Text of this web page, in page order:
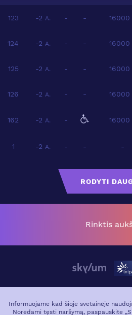
123 -2 A. - - 16000
124 -2 A. - - 16000
125 -2 A. - - 16000
126 -2 A. - - 16000
162 -2 A. - 16000
1 -2 A. - - -
RODYTI
Rinktis
VIETA
GALERIJA
Informuojame kad šioje svetainėje
Norėdami tęsti naršymą, paspauskite